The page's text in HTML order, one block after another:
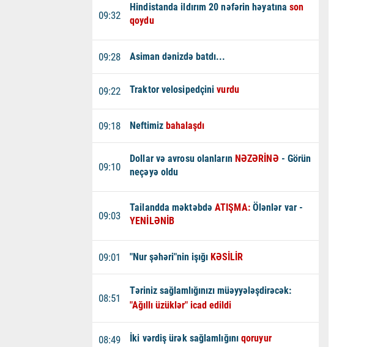
09:32
Hindistanda ildırım 20 nəfərin həyatınason
qoydu
09:28 Asiman dənizdə batdı...
09:22 Traktor velosipedçinivurdu
09:18 Neftimizbahalaşdı
09:10
Dollar və avrosu olanların NƏZƏRİNƏ - Görün
neçəyə oldu
09:03
Tailandda məktəbdəATIŞMA:Ölənlər var -
YENİLƏNİB
09:01 "Nur şəhəri"nin işığı KƏSİLİR
08:51
Təriniz sağlamlığınızı müəyyələşdirəcək:
"Ağıllı üzüklər" icad edildi
08:49 İki vərdiş ürək sağlamlığınıqoruyur